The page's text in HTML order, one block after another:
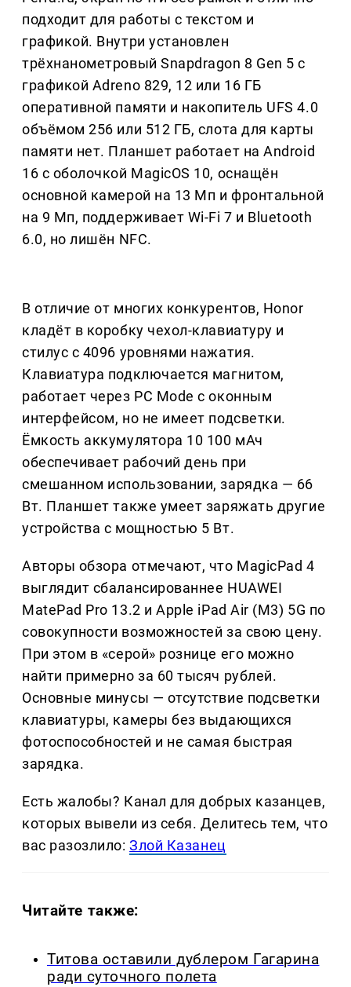
подходит для работы с текстом и
графикой. Внутри установлен
трёхнанометровый Snapdragon 8 Gen 5 с
графикой Adreno 829, 12 или 16 ГБ
оперативной памяти и накопитель UFS 4.0
объёмом 256 или 512 ГБ, слота для карты
памяти нет. Планшет работает на Android
16 с оболочкой MagicOS 10, оснащён
основной камерой на 13 Мп и фронтальной
на 9 Мп, поддерживает Wi-Fi 7 и Bluetooth
6.0, но лишён NFC.
В отличие от многих конкурентов, Honor
кладёт в коробку чехол-клавиатуру и
стилус с 4096 уровнями нажатия.
Клавиатура подключается магнитом,
работает через PC Mode с оконным
интерфейсом, но не имеет подсветки.
Ёмкость аккумулятора 10 100 мАч
обеспечивает рабочий день при
смешанном использовании, зарядка — 66
Вт. Планшет также умеет заряжать другие
устройства с мощностью 5 Вт.
Авторы обзора отмечают, что MagicPad 4
выглядит сбалансированнее HUAWEI
MatePad Pro 13.2 и Apple iPad Air (M3) 5G по
совокупности возможностей за свою цену.
При этом в «серой» рознице его можно
найти примерно за 60 тысяч рублей.
Основные минусы — отсутствие подсветки
клавиатуры, камеры без выдающихся
фотоспособностей и не самая быстрая
зарядка.
Есть жалобы? Канал для добрых казанцев,
которых вывели из себя. Делитеcь тем, что
вас разозлило:Злой Казанец
Читайте также:
Титова оставили дублером Гагарина
ради суточного полета